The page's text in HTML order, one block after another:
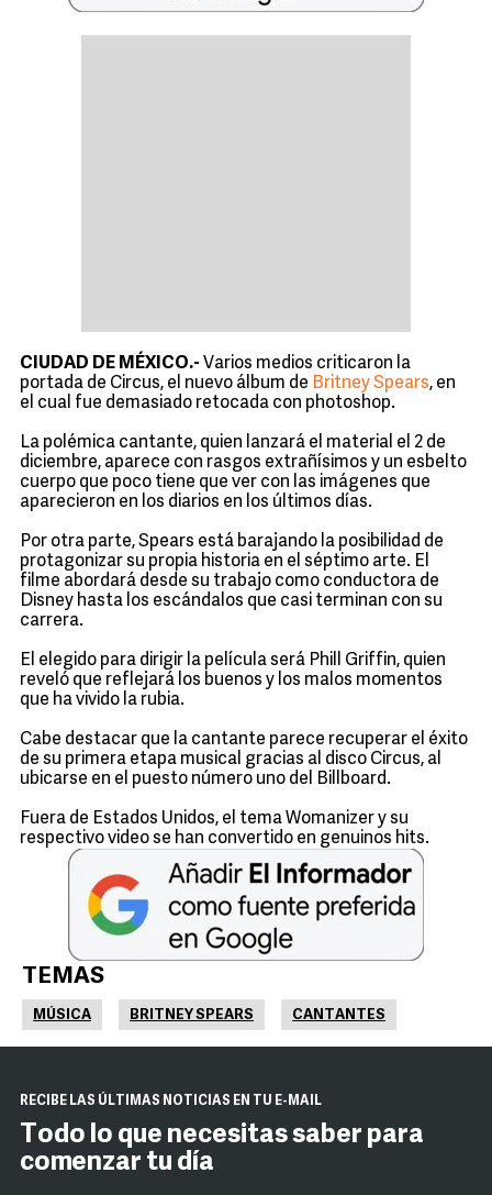
CIUDAD DE MÉXICO.- Varios medios criticaron la
portada de Circus, el nuevo álbum de Britney Spears, en
el cual fue demasiado retocada con photoshop.
La polémica cantante, quien lanzará el material el 2 de
diciembre, aparece con rasgos extrañísimos y un esbelto
cuerpo que poco tiene que ver con las imágenes que
aparecieron en los diarios en los últimos días.
Por otra parte, Spears está barajando la posibilidad de
protagonizar su propia historia en el séptimo arte. El
filme abordará desde su trabajo como conductora de
Disney hasta los escándalos que casi terminan con su
carrera.
El elegido para dirigir la película será Phill Griffin, quien
reveló que reflejará los buenos y los malos momentos
que ha vivido la rubia.
Cabe destacar que la cantante parece recuperar el éxito
de su primera etapa musical gracias al disco Circus, al
ubicarse en el puesto número uno del Billboard.
Fuera de Estados Unidos, el tema Womanizer y su
respectivo video se han convertido en genuinos hits.
TEMAS
MÚSICA BRITNEY SPEARS CANTANTES
RECIBE LAS ÚLTIMAS NOTICIAS EN TU E-MAIL
Todo lo que necesitas saber para
comenzar tu día